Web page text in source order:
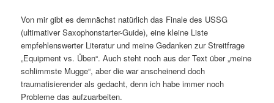
Von mir gibt es demnächst natürlich das Finale des USSG
(ultimativer Saxophonstarter-Guide), eine kleine Liste
empfehlenswerter Literatur und meine Gedanken zur Streitfrage
„Equipment vs. Üben“. Auch steht noch aus der Text über „meine
schlimmste Mugge“, aber die war anscheinend doch
traumatisierender als gedacht, denn ich habe immer noch
Probleme das aufzuarbeiten.